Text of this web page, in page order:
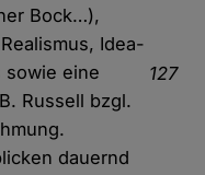
Bock…),
Idea-
sowie eine
Russell bzgl.
dauernd
127